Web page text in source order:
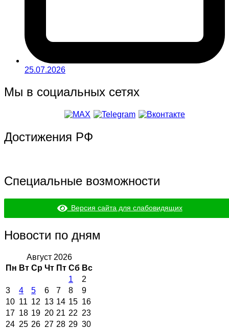
25.07.2026
Мы в социальных сетях
Достижения РФ
Специальные возможности
Версия сайта для слабовидящих
Новости по дням
Август 2026
Пн Вт Ср Чт Пт Сб Вс
1
2
3
4 5 6 7 8
9
10 11 12 13 14 15 16
17 18 19 20 21 22 23
24 25 26 27 28 29 30